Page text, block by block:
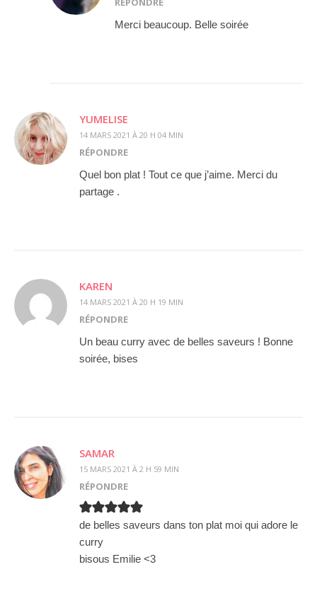
Merci beaucoup. Belle soirée
YUMELISE
14 MARS 2021 À 20 H 04 MIN
RÉPONDRE
Quel bon plat ! Tout ce que j’aime. Merci du
partage .
KAREN
14 MARS 2021 À 20 H 19 MIN
RÉPONDRE
Un beau curry avec de belles saveurs ! Bonne
soirée, bises
SAMAR
15 MARS 2021 À 2 H 59 MIN
RÉPONDRE
de belles saveurs dans ton plat moi qui adore le
curry
bisous Emilie <3